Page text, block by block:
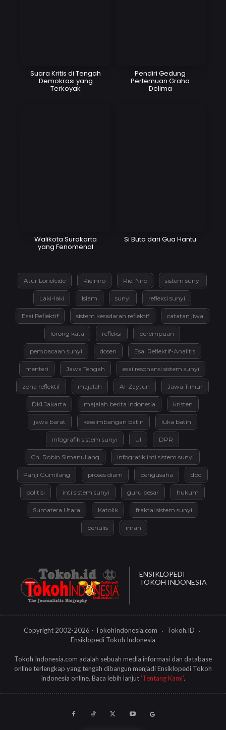
Suara Kritis di Tengah
Demokrasi yang
Terkoyak
Pendiri Gedung
Pertemuan Graha
Delima
Walikota Surakarta
yang Fenomenal
Si Buta dari Gua Hantu
Atur Lorielcide Rielniro Riel Niro sistem sunyi
Laki-laki Islam sunyi refleksi sunyi
Esai Reflektif sistem kesadaran reflektif catatan jiwa
lorong kata refleksi perempuan
pembacaan sunyi dosen Esai Reflektif-Analitis
menteri Jawa Tengah esai resonansi sistem sunyi
zona reflektif majalah Al-Zaytun Jawa Timur
DKI Jakarta majalah berita indonesia kristen
jawa barat keseimbangan batin luka batin
infografik sistem sunyi UI DPR
Ch. Robin Simanullang infografik inti sistem sunyi
Panji Gumilang proses diam pengusaha dpd
politisi inti sistem sunyi guru besar hukum
Sumatera Utara Katolik fraktal sistem sunyi
penulis iman
ENSIKLOPEDI
TOKOH INDONESIA
Copyright 2002-2026 - TokohIndonesia.com
Tokoh.ID
Ensiklopedi Tokoh Indonesia
Tokoh Indonesia.com adalah sebuah media informasi dan database
online terlengkap yang tengah dibangun menjadi Ensiklopedi Tokoh
Indonesia online. Baca lebih lanjut'Tentang Kami'.